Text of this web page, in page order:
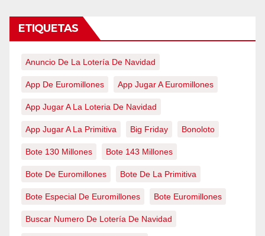
ETIQUETAS
Anuncio De La Lotería De Navidad
App De Euromillones App Jugar A Euromillones
App Jugar A La Loteria De Navidad
App Jugar A La Primitiva Big Friday Bonoloto
Bote 130 Millones Bote 143 Millones
Bote De Euromillones Bote De La Primitiva
Bote Especial De Euromillones Bote Euromillones
Buscar Numero De Lotería De Navidad